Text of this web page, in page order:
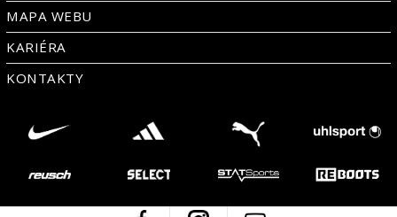
MAPA WEBU
KARIÉRA
KONTAKTY